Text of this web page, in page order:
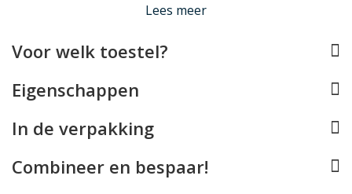
De Guess case werd speciaal ontworpen voor de
knopjes kunt u blijven gebruiken, de USB aansluiting
Helaas is deze case door het Guess embleem achterop
Lees minder
Lees meer
Voor welk toestel?
Eigenschappen
In de verpakking
Combineer en bespaar!